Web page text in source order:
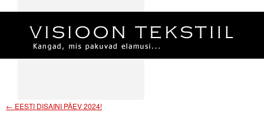
← EESTI DISAINI PÄEV 2024!